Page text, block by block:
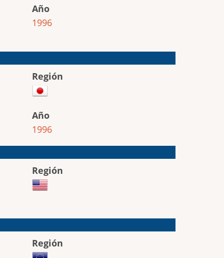
Año
1996
Región
Año
1996
Región
Región